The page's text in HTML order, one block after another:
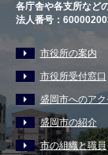
各庁舎や各支所など
法人番号：
市役所の案内
市役所受付窓口
盛岡市へのアク
盛岡市の紹介
市の組織と職員